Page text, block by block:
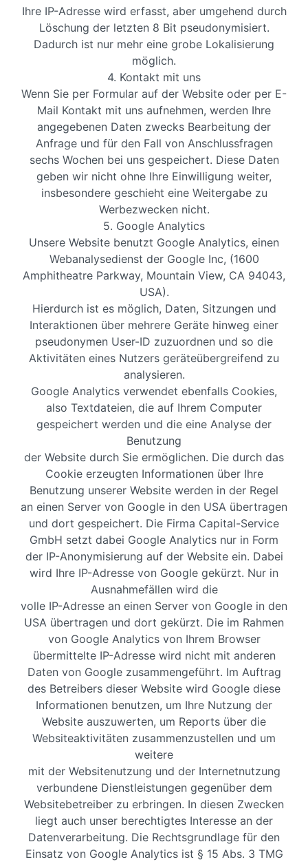
Ihre IP-Adresse wird erfasst, aber umgehend durch
Löschung der letzten 8 Bit pseudonymisiert.
Dadurch ist nur mehr eine grobe Lokalisierung
möglich.
4. Kontakt mit uns
Wenn Sie per Formular auf der Website oder per E-
Mail Kontakt mit uns aufnehmen, werden Ihre
angegebenen Daten zwecks Bearbeitung der
Anfrage und für den Fall von Anschlussfragen
sechs Wochen bei uns gespeichert. Diese Daten
geben wir nicht ohne Ihre Einwilligung weiter,
insbesondere geschieht eine Weitergabe zu
Werbezwecken nicht.
5. Google Analytics
Unsere Website benutzt Google Analytics, einen
Webanalysedienst der Google Inc, (1600
Amphitheatre Parkway, Mountain View, CA 94043,
USA).
Hierdurch ist es möglich, Daten, Sitzungen und
Interaktionen über mehrere Geräte hinweg einer
pseudonymen User-ID zuzuordnen und so die
Aktivitäten eines Nutzers geräteübergreifend zu
analysieren.
Google Analytics verwendet ebenfalls Cookies,
also Textdateien, die auf Ihrem Computer
gespeichert werden und die eine Analyse der
Benutzung
der Website durch Sie ermöglichen. Die durch das
Cookie erzeugten Informationen über Ihre
Benutzung unserer Website werden in der Regel
an einen Server von Google in den USA übertragen
und dort gespeichert. Die Firma Capital-Service
GmbH setzt dabei Google Analytics nur in Form
der IP-Anonymisierung auf der Website ein. Dabei
wird Ihre IP-Adresse von Google gekürzt. Nur in
Ausnahmefällen wird die
volle IP-Adresse an einen Server von Google in den
USA übertragen und dort gekürzt. Die im Rahmen
von Google Analytics von Ihrem Browser
übermittelte IP-Adresse wird nicht mit anderen
Daten von Google zusammengeführt. Im Auftrag
des Betreibers dieser Website wird Google diese
Informationen benutzen, um Ihre Nutzung der
Website auszuwerten, um Reports über die
Websiteaktivitäten zusammenzustellen und um
weitere
mit der Websitenutzung und der Internetnutzung
verbundene Dienstleistungen gegenüber dem
Websitebetreiber zu erbringen. In diesen Zwecken
liegt auch unser berechtigtes Interesse an der
Datenverarbeitung. Die Rechtsgrundlage für den
Einsatz von Google Analytics ist § 15 Abs. 3 TMG